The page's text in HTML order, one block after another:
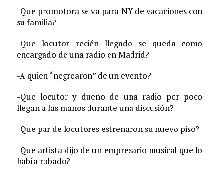
-Que promotora se va para NY de vacaciones con
su familia?
-Que locutor recién llegado se queda como
encargado de una radio en Madrid?
-A quien “negrearon” de un evento?
-Que locutor y dueño de una radio por poco
llegan a las manos durante una discusión?
-Que par de locutores estrenaron su nuevo piso?
-Que artista dijo de un empresario musical que lo
había robado?